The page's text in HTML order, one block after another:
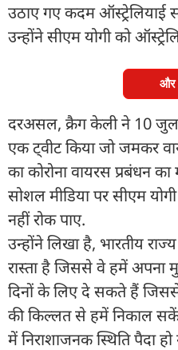
उठाए गए कदम
उन्होंने सीएम योगी को
और
दरअसल, क्रैग केली ने 10
एक ट्वीट किया जो जमकर
का कोरोना वायरस प्रबंधन
सोशल मीडिया पर सीएम
नहीं रोक पाए.
उन्होंने लिखा है, भारतीय
रास्ता है जिससे वे हमें अपना
दिनों के लिए दे सकते हैं
की किल्लत से हमें निकाल
में निराशाजनक स्थिति पैदा